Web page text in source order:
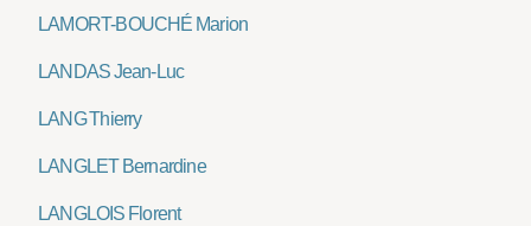
LAMORT-BOUCHÉ Marion
LANDAS Jean-Luc
LANG Thierry
LANGLET Bernardine
LANGLOIS Florent